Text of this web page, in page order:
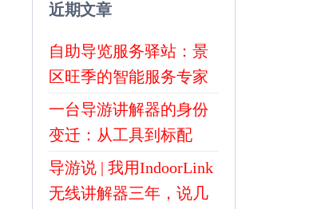
近期文章
自助导览服务驿站：景
区旺季的智能服务专家
一台导游讲解器的身份
变迁：从工具到标配
导游说 | 我用IndoorLink
无线讲解器三年，说几